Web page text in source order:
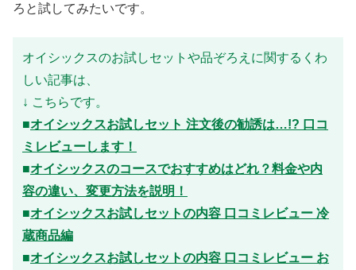
ろと試してみたいです。
オイシックスのお試しセットや品ぞろえに関するくわ
しい記事は、
↓ こちらです。
■オイシックスお試しセット 注文後の勧誘は…!? 口コ
ミレビューします！
■オイシックスのコースでおすすめはどれ？料金や内
容の違い、変更方法を説明！
■オイシックスお試しセットの内容 口コミレビュー 冷
蔵商品編
■オイシックスお試しセットの内容 口コミレビュー お